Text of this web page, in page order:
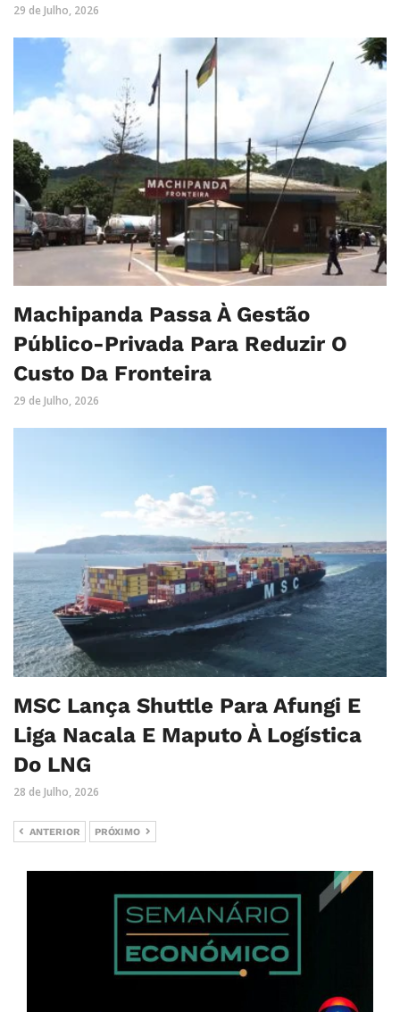
29 de Julho, 2026
Machipanda Passa À Gestão
Público-Privada Para Reduzir O
Custo Da Fronteira
29 de Julho, 2026
MSC Lança Shuttle Para Afungi E
Liga Nacala E Maputo À Logística
Do LNG
28 de Julho, 2026
ANTERIOR PRÓXIMO